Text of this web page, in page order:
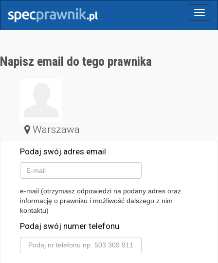
Menu
Napisz email do tego prawnika
Warszawa
Podaj swój adres email
e-mail (otrzymasz odpowiedzi na podany adres oraz
informację o prawniku i możliwość dalszego z nim
kontaktu)
Podaj swój numer telefonu